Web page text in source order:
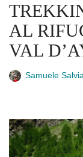
AL
VAL
Samuele